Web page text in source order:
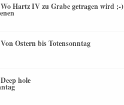
Wo Hartz IV zu Grabe getragen wird ;-)
Von Ostern bis Totensonntag
Deep hole